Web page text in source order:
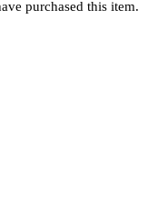
purchased this item.